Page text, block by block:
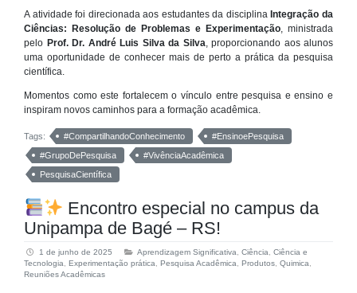
A atividade foi direcionada aos estudantes da disciplinaIntegração da
Ciências: Resolução de Problemas e Experimentação , ministrada
pelo Prof. Dr. André Luis Silva da Silva , proporcionando aos alunos
uma oportunidade de conhecer mais de perto a prática da pesquisa
científica.
Momentos como este fortalecem o vínculo entre pesquisa e ensino e
inspiram novos caminhos para a formação acadêmica.
Tags: #CompartilhandoConhecimento
#EnsinoePesquisa
#GrupoDePesquisa
#VivênciaAcadêmica
PesquisaCientífica
Encontro especial no campus da
Unipampa de Bagé – RS!
1 de junho de 2025 Aprendizagem Significativa Ciência
Ciência e
Tecnologia
Experimentação prática Pesquisa Acadêmica Produtos Quimica
Reuniões Acadêmicas